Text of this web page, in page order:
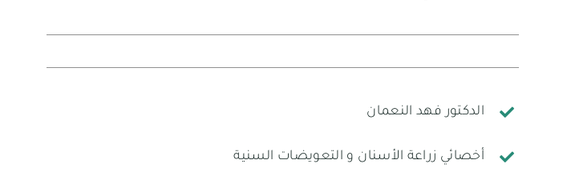
الدكتور فهد النعمان
أخصائي زراعة الأسنان و التعويضات السنية